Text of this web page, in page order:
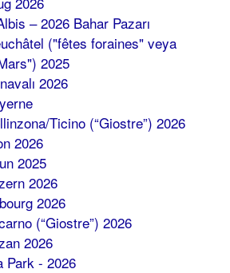
– 2026 Bahar Pazarı
("fêtes foraines" veya
2025
2026
Ticino (“Giostre”) 2026
2026
2025
2026
2026
(“Giostre”) 2026
2026
Park - 2026